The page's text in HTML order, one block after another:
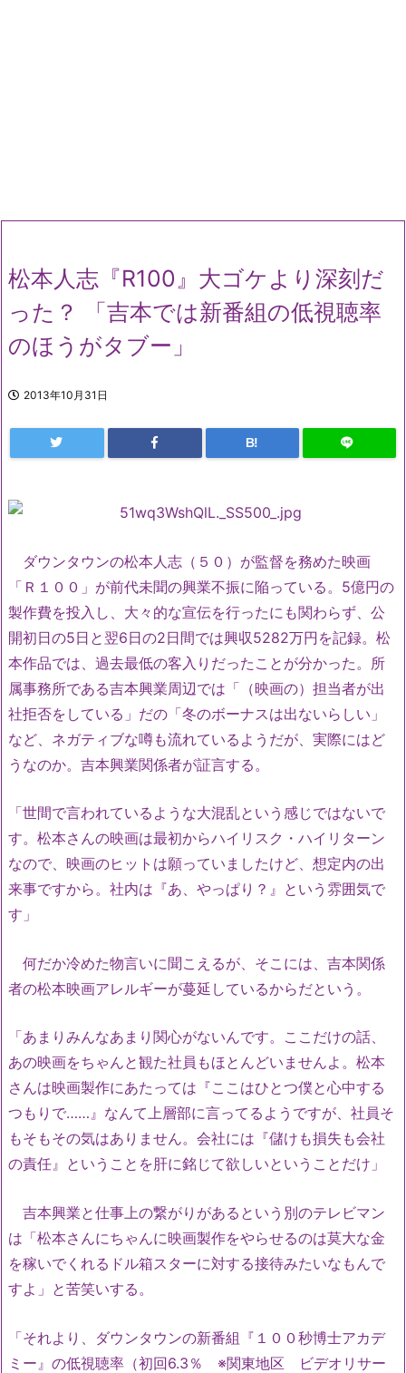
松本人志『R100』大ゴケより深刻だ
った？ 「吉本では新番組の低視聴率
のほうがタブー」
2013年10月31日
B!
ダウンタウンの松本人志（５０）が監督を務めた映画
「Ｒ１００」が前代未聞の興業不振に陥っている。5億円の
製作費を投入し、大々的な宣伝を行ったにも関わらず、公
開初日の5日と翌6日の2日間では興収5282万円を記録。松
本作品では、過去最低の客入りだったことが分かった。所
属事務所である吉本興業周辺では「（映画の）担当者が出
社拒否をしている」だの「冬のボーナスは出ないらしい」
など、ネガティブな噂も流れているようだが、実際にはど
うなのか。吉本興業関係者が証言する。
「世間で言われているような大混乱という感じではないで
す。松本さんの映画は最初からハイリスク・ハイリターン
なので、映画のヒットは願っていましたけど、想定内の出
来事ですから。社内は『あ、やっぱり？』という雰囲気で
す」
何だか冷めた物言いに聞こえるが、そこには、吉本関係
者の松本映画アレルギーが蔓延しているからだという。
「あまりみんなあまり関心がないんです。ここだけの話、
あの映画をちゃんと観た社員もほとんどいませんよ。松本
さんは映画製作にあたっては『ここはひとつ僕と心中する
つもりで……』なんて上層部に言ってるようですが、社員そ
もそもその気はありません。会社には『儲けも損失も会社
の責任』ということを肝に銘じて欲しいということだけ」
吉本興業と仕事上の繋がりがあるという別のテレビマン
は「松本さんにちゃんに映画製作をやらせるのは莫大な金
を稼いでくれるドル箱スターに対する接待みたいなもんで
すよ」と苦笑いする。
「それより、ダウンタウンの新番組『１００秒博士アカデ
ミー』の低視聴率（初回6.3％ ※関東地区 ビデオリサー